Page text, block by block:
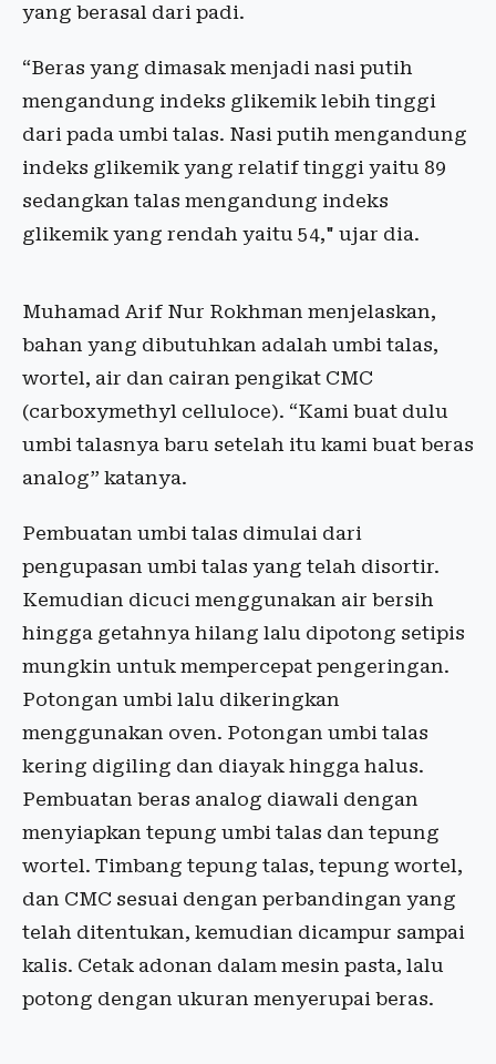
yang berasal dari padi.
“Beras yang dimasak menjadi nasi putih
mengandung indeks glikemik lebih tinggi
dari pada umbi talas. Nasi putih mengandung
indeks glikemik yang relatif tinggi yaitu 89
sedangkan talas mengandung indeks
glikemik yang rendah yaitu 54," ujar dia.
Muhamad Arif Nur Rokhman menjelaskan,
bahan yang dibutuhkan adalah umbi talas,
wortel, air dan cairan pengikat CMC
(carboxymethyl celluloce). “Kami buat dulu
umbi talasnya baru setelah itu kami buat beras
analog” katanya.
Pembuatan umbi talas dimulai dari
pengupasan umbi talas yang telah disortir.
Kemudian dicuci menggunakan air bersih
hingga getahnya hilang lalu dipotong setipis
mungkin untuk mempercepat pengeringan.
Potongan umbi lalu dikeringkan
menggunakan oven. Potongan umbi talas
kering digiling dan diayak hingga halus.
Pembuatan beras analog diawali dengan
menyiapkan tepung umbi talas dan tepung
wortel. Timbang tepung talas, tepung wortel,
dan CMC sesuai dengan perbandingan yang
telah ditentukan, kemudian dicampur sampai
kalis. Cetak adonan dalam mesin pasta, lalu
potong dengan ukuran menyerupai beras.